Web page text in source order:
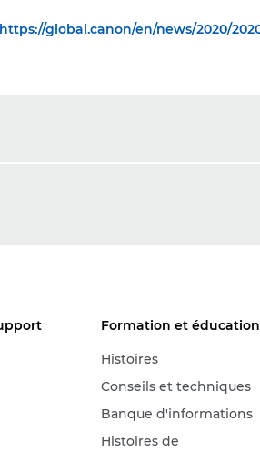
https://global.canon/en/news/2020/
Formation et éducation
Histoires
Conseils et techniques
Banque d'informations
Histoires de